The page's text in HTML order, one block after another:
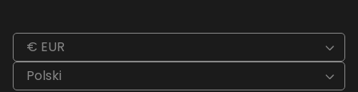
€ EUR
Polski